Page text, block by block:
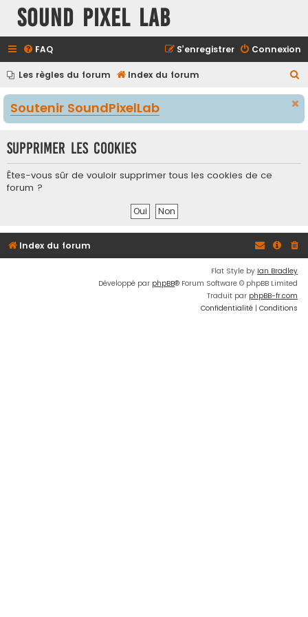
Sound Pixel Lab
FAQ Connexion
S’enregistrer
Les règles du forum Index du forum
e
r
r
Soutenir SoundPixelLab
Supprimer les cookies
Êtes-vous sûr de vouloir supprimer tous les cookies de ce
forum ?
Index du forum
Flat Style by Ian Bradley
Développé par phpBB® Forum Software © phpBB Limited
Traduit par phpBB-fr.com
Confidentialité | Conditions